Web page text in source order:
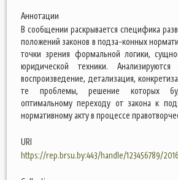
Аннотации
В сообщении раскрывается специфика
положений законов в подза-конных
точки зрения формальной логики,
юридической техники.
воспроизведение, детализация,
те проблемы, решение которых
оптимальному переходу от закона к
нормативному акту в процессе
URI
https://rep.brsu.by:443/handle/123456789/2016